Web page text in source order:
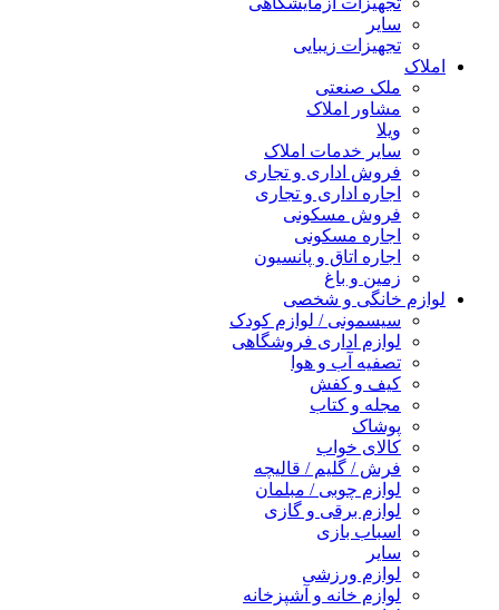
سایر
تجهیزات زیبایی
املاک
ملک صنعتی
مشاور املاک
ویلا
سایر خدمات املاک
فروش اداری و تجاری
اجاره اداری و تجاری
فروش مسکونی
اجاره مسکونی
اجاره اتاق و پانسیون
زمین و باغ
لوازم خانگی و شخصی
سیسمونی / لوازم کودک
لوازم اداری فروشگاهی
تصفیه آب و هوا
کیف و کفش
مجله و کتاب
پوشاک
کالای خواب
فرش / گلیم / قالیچه
لوازم چوبی / مبلمان
لوازم برقی و گازی
اسباب بازی
سایر
لوازم ورزشی
لوازم خانه و آشپزخانه